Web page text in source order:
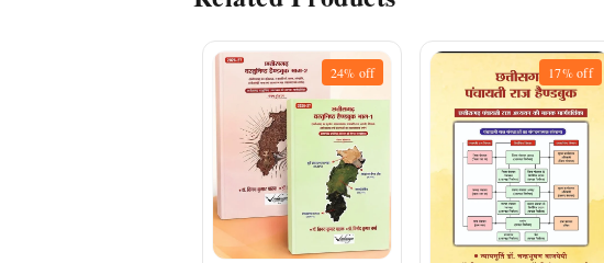
24% off 17%off